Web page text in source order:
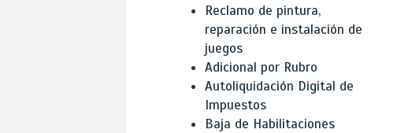
Reclamo de pintura,
reparación e instalación de
juegos
Adicional por Rubro
Autoliquidación Digital de
Impuestos
Baja de Habilitaciones